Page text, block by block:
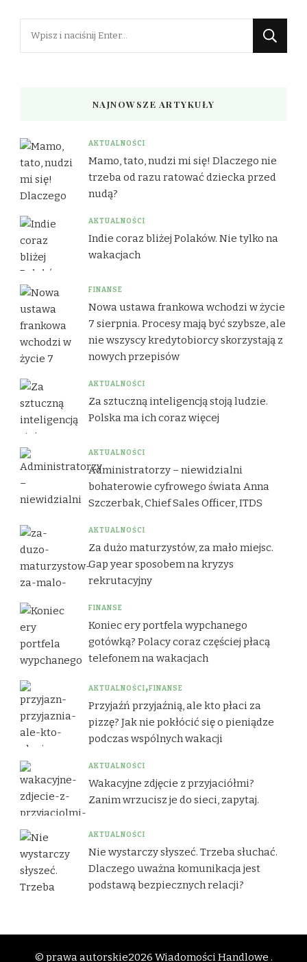
NAJNOWSZE ARTYKUŁY
AKTUALNOŚCI
Mamo, tato, nudzi mi się! Dlaczego nie
trzeba od razu ratować dziecka przed
nudą?
AKTUALNOŚCI
Indie coraz bliżej Polaków. Nie tylko na
wakacjach
FINANSE
Nowa ustawa frankowa wchodzi w życie
7 sierpnia. Procesy mają być szybsze, ale
nie wszyscy kredytobiorcy skorzystają z
nowych przepisów
AKTUALNOŚCI
Za sztuczną inteligencją stoją ludzie.
Polska ma ich coraz więcej
AKTUALNOŚCI
Administratorzy – niewidzialni
bohaterowie cyfrowego świata Anna
Szczerbak, Chief Sales Officer, ITDS
AKTUALNOŚCI
Za dużo maturzystów, za mało miejsc.
Gap year sposobem na kryzys
rekrutacyjny
FINANSE
Koniec ery portfela wypchanego
gotówką? Polacy coraz częściej płacą
telefonem na wakacjach
AKTUALNOŚCI FINANSE
Przyjaźń przyjaźnią, ale kto płaci za
pizzę? Jak nie pokłócić się o pieniądze
podczas wspólnych wakacji
AKTUALNOŚCI
Wakacyjne zdjęcie z przyjaciółmi?
Zanim wrzucisz je do sieci, zapytaj.
AKTUALNOŚCI
Nie wystarczy słyszeć. Trzeba słuchać.
Dlaczego uważna komunikacja jest
podstawą bezpiecznych relacji?
© prawa autorskie2026 Wiadomości Handlowe .